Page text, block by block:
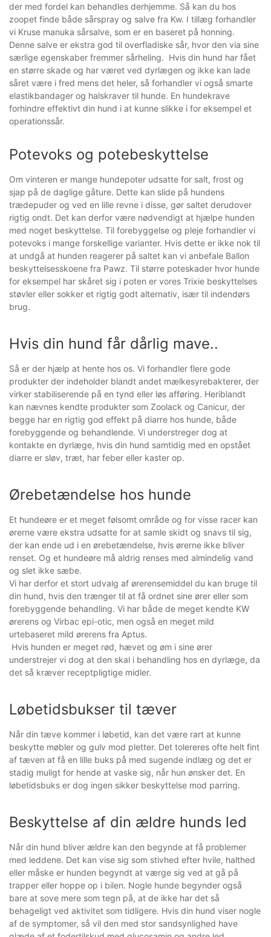
der med fordel kan behandles derhjemme. Så kan du hos
zoopet finde både sårspray og salve fra Kw. I tillæg forhandler
vi Kruse manuka sårsalve, som er en baseret på honning.
Denne salve er ekstra god til overfladiske sår, hvor den via sine
særlige egenskaber fremmer sårheling. Hvis din hund har fået
en større skade og har været ved dyrlægen og ikke kan lade
såret være i fred mens det heler, så forhandler vi også smarte
elastikbandager og halskraver til hunde. En hundekrave
forhindre effektivt din hund i at kunne slikke i for eksempel et
operationssår.
Potevoks og potebeskyttelse
Om vinteren er mange hundepoter udsatte for salt, frost og
sjap på de daglige gåture. Dette kan slide på hundens
trædepuder og ved en lille revne i disse, gør saltet derudover
rigtig ondt. Det kan derfor være nødvendigt at hjælpe hunden
med noget beskyttelse. Til forebyggelse og pleje forhandler vi
potevoks i mange forskellige varianter. Hvis dette er ikke nok til
at undgå at hunden reagerer på saltet kan vi anbefale Ballon
beskyttelsesskoene fra Pawz. Til større poteskader hvor hunde
for eksempel har skåret sig i poten er vores Trixie beskyttelses
støvler eller sokker et rigtig godt alternativ, især til indendørs
brug.
Hvis din hund får dårlig mave..
Så er der hjælp at hente hos os. Vi forhandler flere gode
produkter der indeholder blandt andet mælkesyrebakterer, der
virker stabiliserende på en tynd eller løs afføring. Heriblandt
kan nævnes kendte produkter som Zoolack og Canicur, der
begge har en rigtig god effekt på diarre hos hunde, både
forebyggende og behandlende. Vi understreger dog at
kontakte en dyrlæge, hvis din hund samtidig med en opstået
diarre er sløv, træt, har feber eller kaster op.
Ørebetændelse hos hunde
Et hundeøre er et meget følsomt område og for visse racer kan
ørerne være ekstra udsatte for at samle skidt og snavs til sig,
der kan ende ud i en ørebetændelse, hvis ørerne ikke bliver
renset. Og et hundeøre må aldrig renses med almindelig vand
og slet ikke sæbe.
Vi har derfor et stort udvalg af ørerensemiddel du kan bruge til
din hund, hvis den trænger til at få ordnet sine ører eller som
forebyggende behandling. Vi har både de meget kendte KW
ørerens og Virbac epi-otic, men også en meget mild
urtebaseret mild ørerens fra Aptus.
Hvis hunden er meget rød, hævet og øm i sine ører
understrejer vi dog at den skal i behandling hos en dyrlæge, da
det så kræver receptpligtige midler.
Løbetidsbukser til tæver
Når din tæve kommer i løbetid, kan det være rart at kunne
beskytte møbler og gulv mod pletter. Det tolereres ofte helt fint
af tæven at få en lille buks på med sugende indlæg og det er
stadig muligt for hende at vaske sig, når hun ønsker det. En
løbetidsbuks er dog ingen sikker beskyttelse mod parring.
Beskyttelse af din ældre hunds led
Når din hund bliver ældre kan den begynde at få problemer
med leddene. Det kan vise sig som stivhed efter hvile, halthed
eller måske er hunden begyndt at værge sig ved at gå på
trapper eller hoppe op i bilen. Nogle hunde begynder også
bare at sove mere som tegn på, at de ikke har det så
behageligt ved aktivitet som tidligere. Hvis din hund viser nogle
af de symptomer, så vil den med stor sandsynlighed have